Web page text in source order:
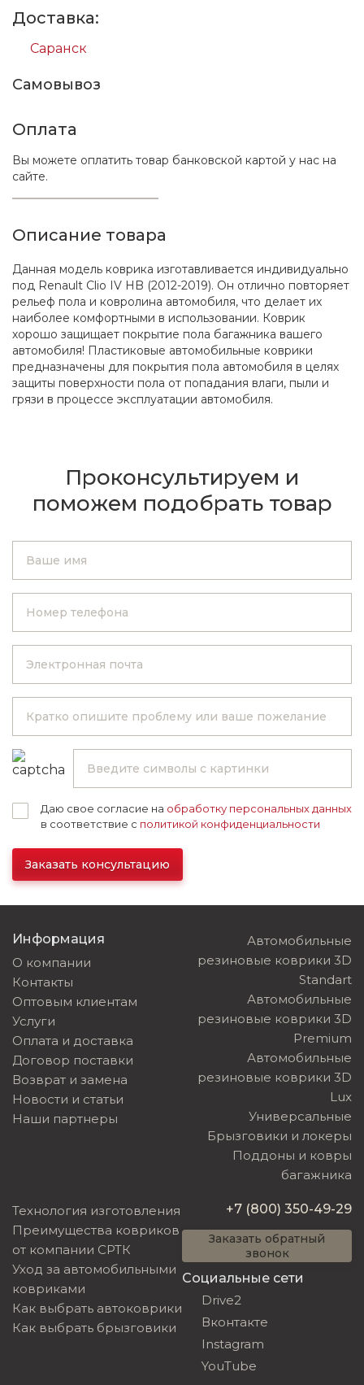
Доставка:
Саранск
Самовывоз
Оплата
Вы можете оплатить товар банковской картой у нас на
сайте.
Описание товара
Данная модель коврика изготавливается индивидуально
под Renault Clio IV HB (2012-2019). Он отлично повторяет
рельеф пола и ковролина автомобиля, что делает их
наиболее комфортными в использовании. Коврик
хорошо защищает покрытие пола багажника вашего
автомобиля! Пластиковые автомобильные коврики
предназначены для покрытия пола автомобиля в целях
защиты поверхности пола от попадания влаги, пыли и
грязи в процессе эксплуатации автомобиля.
Проконсультируем и
поможем подобрать товар
Даю свое согласие на обработку персональных данных
в соответствие с политикой конфиденциальности
Заказать консультацию
Информация
О компании
Контакты
Оптовым клиентам
Услуги
Оплата и доставка
Договор поставки
Возврат и замена
Новости и статьи
Наши партнеры
Автомобильные
резиновые коврики 3D
Standart
Автомобильные
резиновые коврики 3D
Premium
Автомобильные
резиновые коврики 3D
Lux
Универсальные
Брызговики и локеры
Поддоны и ковры
багажника
Технология изготовления
Преимущества ковриков
от компании СРТК
Уход за автомобильными
ковриками
Как выбрать автоковрики
Как выбрать брызговики
+7 (800) 350-49-29
Заказать обратный
звонок
Социальные сети
Drive2
Вконтакте
Instagram
YouTube